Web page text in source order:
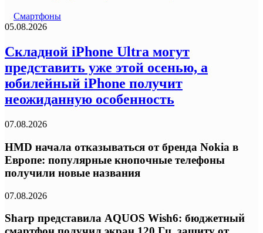
Смартфоны
05.08.2026
Складной iPhone Ultra могут
представить уже этой осенью, а
юбилейный iPhone получит
неожиданную особенность
07.08.2026
HMD начала отказываться от бренда Nokia в
Европе: популярные кнопочные телефоны
получили новые названия
07.08.2026
Sharp представила AQUOS Wish6: бюджетный